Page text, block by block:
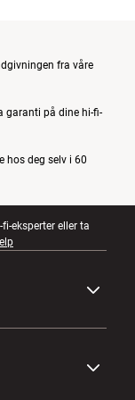
fra våre
garanti på dine hi-fi-
hos deg selv i 60
eksperter eller ta